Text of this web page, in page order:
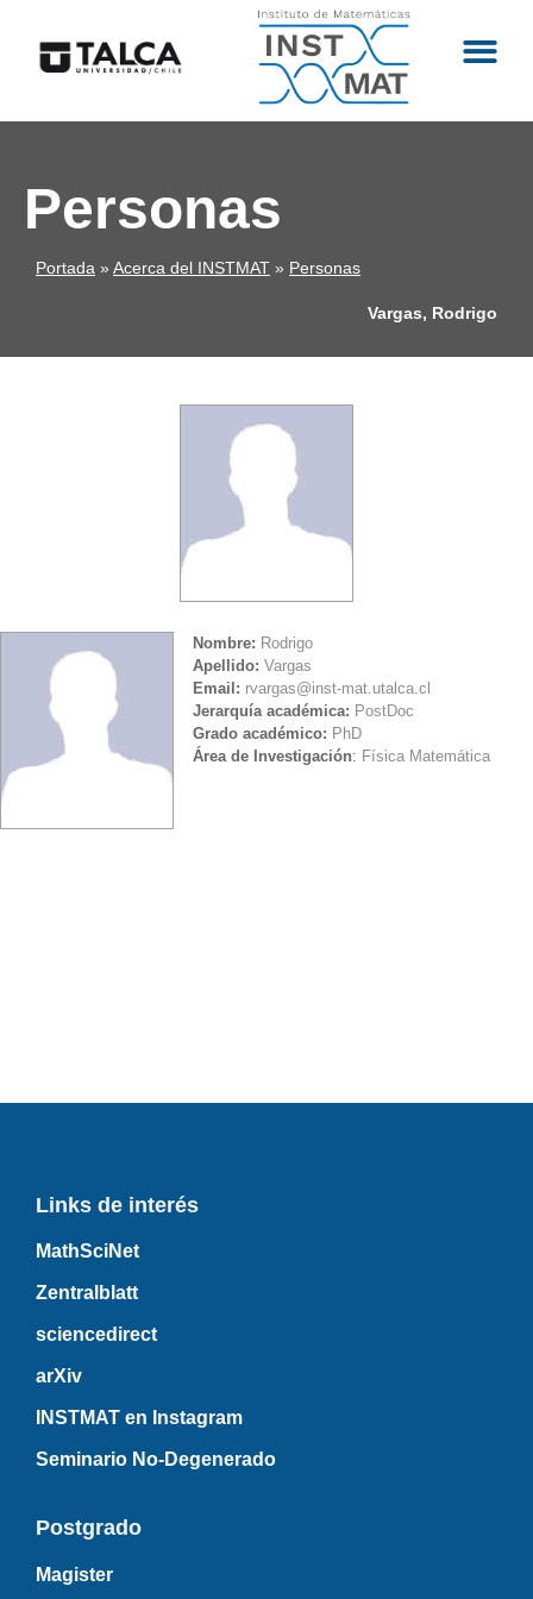
Personas
Portada » Acerca del INSTMAT » Personas
Vargas, Rodrigo
Nombre: Rodrigo
Apellido: Vargas
Email: rvargas@inst-mat.utalca.cl
Jerarquía académica: PostDoc
Grado académico: PhD
Área de Investigación: Física Matemática
Links de interés
MathSciNet
Zentralblatt
sciencedirect
arXiv
INSTMAT en Instagram
Seminario No-Degenerado
Postgrado
Magister